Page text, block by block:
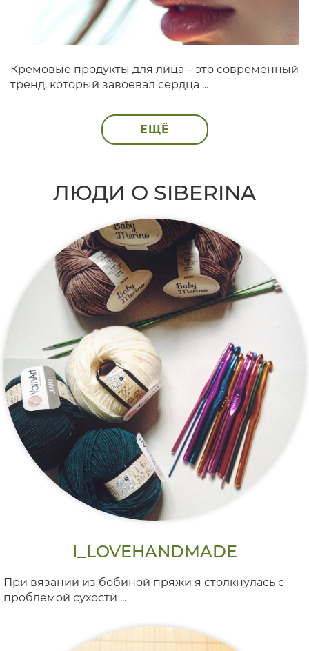
Кремовые продукты для лица – это современный
тренд, который завоевал сердца ...
ЕЩЁ
ЛЮДИ О SIBERINA
I_LOVEHANDMADE
При вязании из бобиной пряжи я столкнулась с
проблемой сухости ...